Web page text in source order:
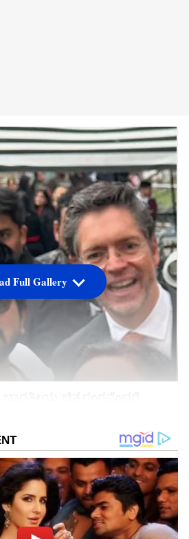
ಬಾಲಿವುಡ್ ಪ್ರಾಬಲ್ಯ
ಕನ್ನಡ, ತೆಲುಗು, ತಮಿಳ
ಬಾಲಿವುಡ್‌ ಯಾವತ್ತೂ
ವಿದೇಶದಲ್ಲಿ ಬಾಲಿವುಡ್ ನಟರನ್ನು
ಆದರೆ ಕಾಲ ಬದಲಾಗಿದೆ. ಇಂದು
Full Gallery